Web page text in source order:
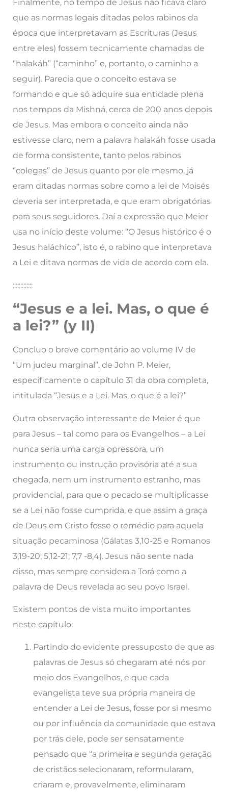
Finalmente, no tempo de Jesus não ficava claro
que as normas legais ditadas pelos rabinos da
época que interpretavam as Escrituras (Jesus
entre eles) fossem tecnicamente chamadas de
“halakáh” (“caminho” e, portanto, o caminho a
seguir). Parecia que o conceito estava se
formando e que só adquire sua entidade plena
nos tempos da Mishná, cerca de 200 anos depois
de Jesus. Mas embora o conceito ainda não
estivesse claro, nem a palavra halakáh fosse usada
de forma consistente, tanto pelos rabinos
“colegas” de Jesus quanto por ele mesmo, já
eram ditadas normas sobre como a lei de Moisés
deveria ser interpretada, e que eram obrigatórias
para seus seguidores. Daí a expressão que Meier
usa no início deste volume: “O Jesus histórico é o
Jesus haláchico”, isto é, o rabino que interpretava
a Lei e ditava normas de vida de acordo com ela.
:::::::::::::
“Jesus e a lei. Mas, o que é
a lei?” (y II)
Concluo o breve comentário ao volume IV de
“Um judeu marginal”, de John P. Meier,
especificamente o capítulo 31 da obra completa,
intitulada “Jesus e a Lei. Mas, o que é a lei?”
Outra observação interessante de Meier é que
para Jesus – tal como para os Evangelhos – a Lei
nunca seria uma carga opressora, um
instrumento ou instrução provisória até a sua
chegada, nem um instrumento estranho, mas
providencial, para que o pecado se multiplicasse
se a Lei não fosse cumprida, e que assim a graça
de Deus em Cristo fosse o remédio para aquela
situação pecaminosa (Gálatas 3,10-25 e Romanos
3,19-20; 5,12-21; 7,7 -8,4). Jesus não sente nada
disso, mas sempre considera a Torá como a
palavra de Deus revelada ao seu povo Israel.
Existem pontos de vista muito importantes
neste capítulo:
Partindo do evidente pressuposto de que as
palavras de Jesus só chegaram até nós por
meio dos Evangelhos, e que cada
evangelista teve sua própria maneira de
entender a Lei de Jesus, fosse por si mesmo
ou por influência da comunidade que estava
por trás dele, pode ser sensatamente
pensado que “a primeira e segunda geração
de cristãos selecionaram, reformularam,
criaram e, provavelmente, eliminaram